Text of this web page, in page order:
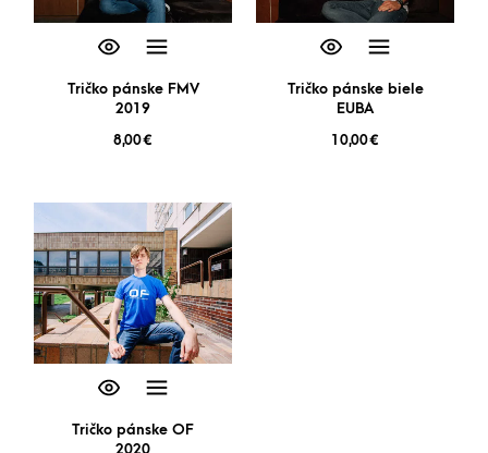
Tričko pánske FMV
2019
8,00€
Tričko pánske biele
EUBA
10,00€
Tričko pánske OF
2020